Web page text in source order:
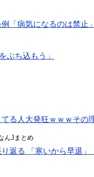
「病気になるのは禁止」
ぶち込もう」
る人大発狂ｗｗｗその
んJまとめ
返る 「寒いから早退」